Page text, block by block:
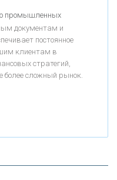
ЦЕНТР»
промышленных
документам и
постоянное
клиентам в
стратегий,
сложный рынок.